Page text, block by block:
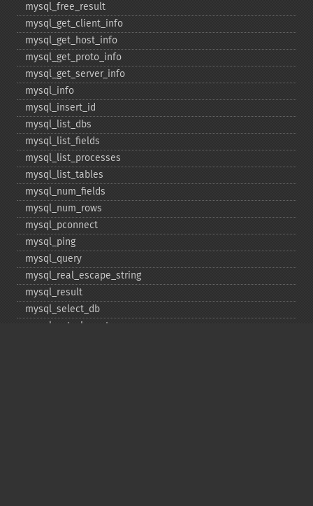
mysql_​free_​result
mysql_​get_​client_​info
mysql_​get_​host_​info
mysql_​get_​proto_​info
mysql_​get_​server_​info
mysql_​info
mysql_​insert_​id
mysql_​list_​dbs
mysql_​list_​fields
mysql_​list_​processes
mysql_​list_​tables
mysql_​num_​fields
mysql_​num_​rows
mysql_​pconnect
mysql_​ping
mysql_​query
mysql_​real_​escape_​string
mysql_​result
mysql_​select_​db
mysql_​set_​charset